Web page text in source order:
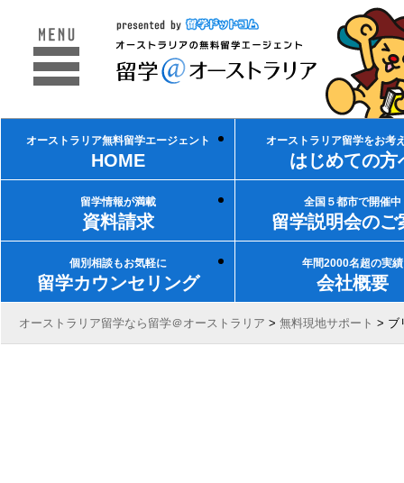
オーストラリア無料留学エージェント
HOME
オーストラリア留学をお考
はじめての方
留学情報が満載
資料請求
全国５都市で開催中
留学説明会のご
個別相談もお気軽に
留学カウンセリング
年間2000名超の実績
会社概要
オーストラリア留学なら留学＠オーストラリア > 無料現地サポート > ブ